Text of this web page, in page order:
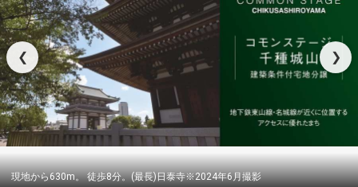
❮
現地から630m。 徒歩8分。(最長)日泰寺※2024年6月撮影
❯